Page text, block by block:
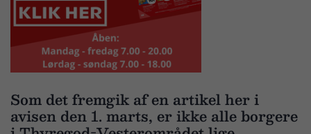
Som det fremgik af en artikel her i
avisen den 1. marts, er ikke alle borgere